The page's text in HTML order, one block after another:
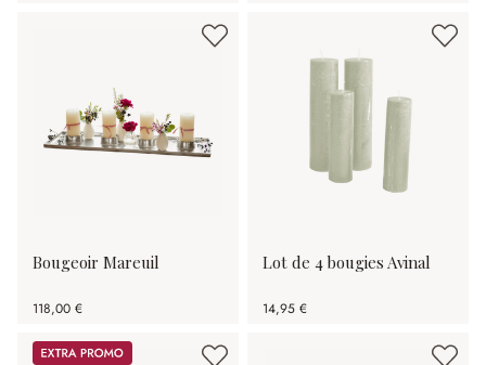
Bougeoir Mareuil
118,00 €
Lot de 4 bougies Avinal
14,95 €
Promos